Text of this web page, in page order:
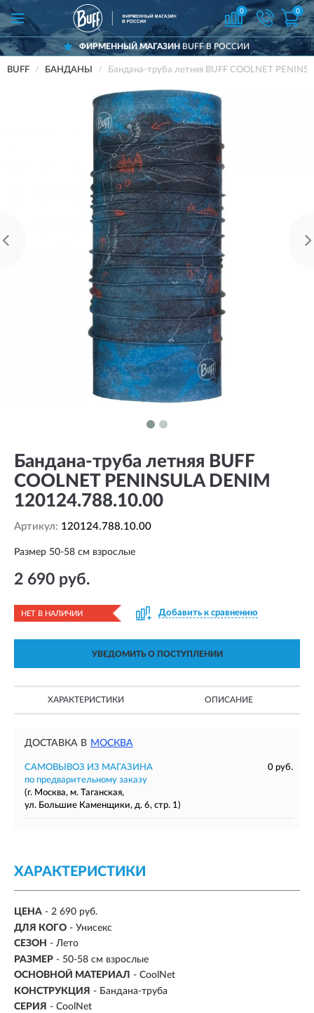
0 0
ФИРМЕННЫЙ МАГАЗИНBUFF В РОССИИ
BUFF БАНДАНЫ Бандана-труба летняя BUFF COOLNET
Бандана-труба летняя BUFF
COOLNET PENINSULA DENIM
120124.788.10.00
Артикул: 120124.788.10.00
Размер 50-58 см взрослые
2 690 руб.
НЕТ В НАЛИЧИИ Добавить к сравнению
УВЕДОМИТЬ О ПОСТУПЛЕНИИ
ХАРАКТЕРИСТИКИ ОПИСАНИЕ
ДОСТАВКА В МОСКВА
САМОВЫВОЗ ИЗ МАГАЗИНА
0 руб.
по предварительному заказу
(г. Москва, м. Таганская,
ул. Большие Каменщики, д. 6, стр. 1)
ХАРАКТЕРИСТИКИ
ЦЕНА - 2 690 руб.
ДЛЯ КОГО - Унисекс
СЕЗОН - Лето
РАЗМЕР - 50-58 см взрослые
ОСНОВНОЙ МАТЕРИАЛ - CoolNet
КОНСТРУКЦИЯ - Бандана-труба
СЕРИЯ - CoolNet